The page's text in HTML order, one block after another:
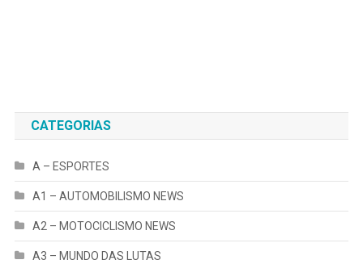
CATEGORIAS
A – ESPORTES
A1 – AUTOMOBILISMO NEWS
A2 – MOTOCICLISMO NEWS
A3 – MUNDO DAS LUTAS